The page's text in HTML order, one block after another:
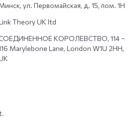
ул. Первомайская, д. 15, пом. 1Н
Theory UK ltd
КОРОЛЕВСТВО, 114 –
Marylebone Lane, London W1U 2HH,